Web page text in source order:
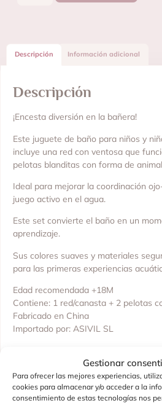
Gestionar
Para ofrecer las mejores experiencias,
cookies para almacenar y/o acceder a la
consentimiento de estas tecnologías nos
Descripción Información adicional
Descripción
¡Encesta diversión en la bañera!
Este juguete de baño para niños y
incluye una red con ventosa que
pelotas blanditas con forma de
Ideal para mejorar la coordinación
juego activo en el agua.
Este set convierte el baño en un
aprendizaje.
Sus colores suaves y materiales
para las primeras experiencias
Edad recomendada +18M
Contiene: 1 red/canasta + 2 pelotas
Fabricado en China
Importado por: ASIVIL SL
Productos Relacionados